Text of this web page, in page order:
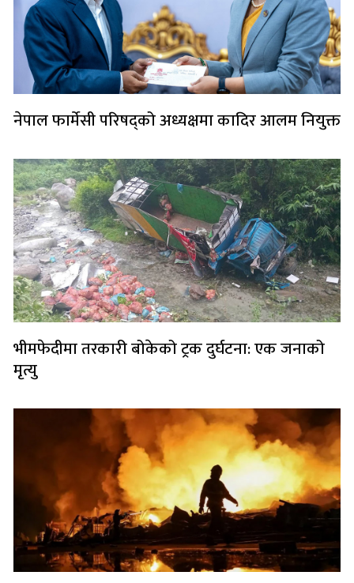
नेपाल फार्मेसी परिषद्को अध्यक्षमा कादिर आलम नियुक्त
भीमफेदीमा तरकारी बोकेको ट्रक दुर्घटना: एक जनाको
मृत्यु